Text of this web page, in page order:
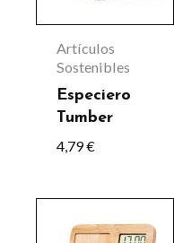
Artículos
Sostenibles
Especiero
Tumber
4,79€